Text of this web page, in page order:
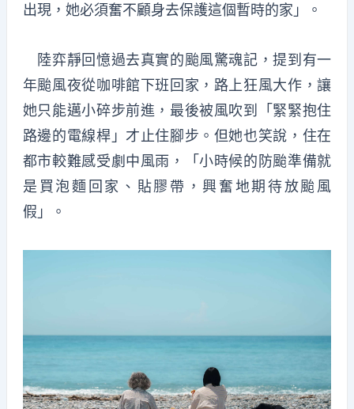
出現，她必須奮不顧身去保護這個暫時的家」。
陸弈靜回憶過去真實的颱風驚魂記，提到有一
年颱風夜從咖啡館下班回家，路上狂風大作，讓
她只能邁小碎步前進，最後被風吹到「緊緊抱住
路邊的電線桿」才止住腳步。但她也笑說，住在
都市較難感受劇中風雨，「小時候的防颱準備就
是買泡麵回家、貼膠帶，興奮地期待放颱風
假」。